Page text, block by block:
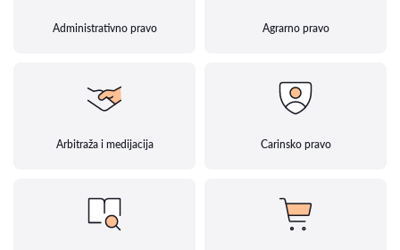
Administrativno pravo Agrarno pravo
Arbitraža i medijacija Carinsko pravo